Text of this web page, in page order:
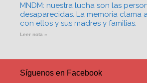
MNDM: nuestra lucha son las
desaparecidas. La memoria clama
con ellos y sus madres y familias.
Leer nota »
Síguenos en Facebook